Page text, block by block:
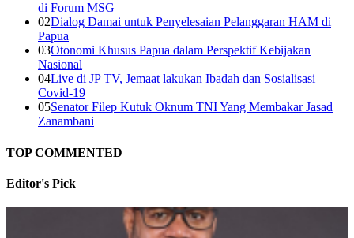
di Forum MSG
02Dialog Damai untuk Penyelesaian Pelanggaran HAM di
Papua
03Otonomi Khusus Papua dalam Perspektif Kebijakan
Nasional
04Live di JP TV, Jemaat lakukan Ibadah dan Sosialisasi
Covid-19
05Senator Filep Kutuk Oknum TNI Yang Membakar Jasad
Zanambani
TOP COMMENTED
Editor's Pick